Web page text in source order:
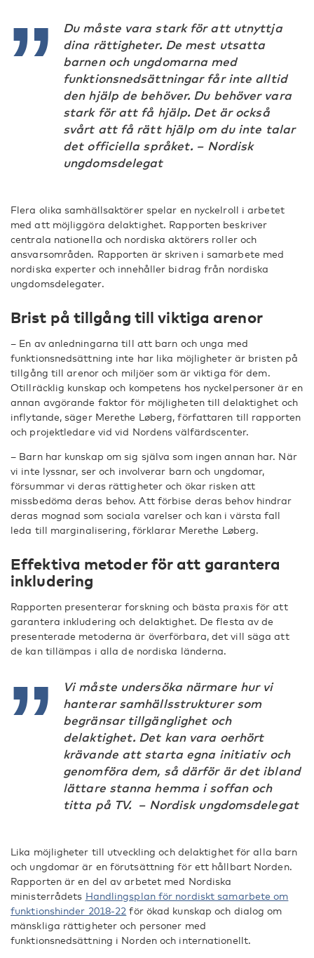
Du måste vara stark för att utnyttja
dina rättigheter. De mest utsatta
barnen och ungdomarna med
funktionsnedsättningar får inte alltid
den hjälp de behöver. Du behöver vara
stark för att få hjälp. Det är också
svårt att få rätt hjälp om du inte talar
det officiella språket. – Nordisk
ungdomsdelegat
Flera olika samhällsaktörer spelar en nyckelroll i arbetet
med att möjliggöra delaktighet. Rapporten beskriver
centrala nationella och nordiska aktörers roller och
ansvarsområden. Rapporten är skriven i samarbete med
nordiska experter och innehåller bidrag från nordiska
ungdomsdelegater.
Brist på tillgång till viktiga arenor
– En av anledningarna till att barn och unga med
funktionsnedsättning inte har lika möjligheter är bristen på
tillgång till arenor och miljöer som är viktiga för dem.
Otillräcklig kunskap och kompetens hos nyckelpersoner är en
annan avgörande faktor för möjligheten till delaktighet och
inflytande, säger Merethe Løberg, författaren till rapporten
och projektledare vid vid Nordens välfärdscenter.
– Barn har kunskap om sig själva som ingen annan har. När
vi inte lyssnar, ser och involverar barn och ungdomar,
försummar vi deras rättigheter och ökar risken att
missbedöma deras behov. Att förbise deras behov hindrar
deras mognad som sociala varelser och kan i värsta fall
leda till marginalisering, förklarar Merethe Løberg.
Effektiva metoder för att garantera
inkludering
Rapporten presenterar forskning och bästa praxis för att
garantera inkludering och delaktighet. De flesta av de
presenterade metoderna är överförbara, det vill säga att
de kan tillämpas i alla de nordiska länderna.
Vi måste undersöka närmare hur vi
hanterar samhällsstrukturer som
begränsar tillgänglighet och
delaktighet. Det kan vara oerhört
krävande att starta egna initiativ och
genomföra dem, så därför är det ibland
lättare stanna hemma i soffan och
titta på TV. – Nordisk ungdomsdelegat
Lika möjligheter till utveckling och delaktighet för alla barn
och ungdomar är en förutsättning för ett hållbart Norden.
Rapporten är en del av arbetet med Nordiska
ministerrådets Handlingsplan för nordiskt samarbete om
funktionshinder 2018-22 för ökad kunskap och dialog om
mänskliga rättigheter och personer med
funktionsnedsättning i Norden och internationellt.